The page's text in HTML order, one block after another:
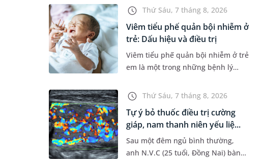
đối của khuôn mặt. Do đó, cần khắc
phục sớm tình trạng này để...
Thứ Sáu, 7 tháng 8, 2026
Viêm tiểu phế quản bội nhiễm ở
trẻ: Dấu hiệu và điều trị
Viêm tiểu phế quản bội nhiễm ở trẻ
em là một trong những bệnh lý
bùng phát vào thời điểm giao mùa.
Khi những tổn thương ban đầ...
Thứ Sáu, 7 tháng 8, 2026
Tự ý bỏ thuốc điều trị cường
giáp, nam thanh niên yếu liệ...
Sau một đêm ngủ bình thường,
anh N.V.C (25 tuổi, Đồng Nai) bàng